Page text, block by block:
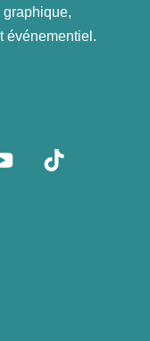
événementiel.
Y
o
T
i